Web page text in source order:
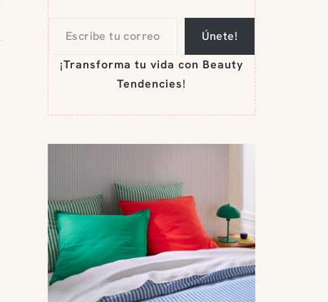
Únete!
¡Transforma tu vida con Beauty
Tendencies!